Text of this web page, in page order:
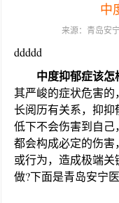
中
来源：青岛安
ddddd
中度抑郁症该怎
其严峻的症状危害
长阅历有关系，抑
低下不会伤害到自
都会构成必定的伤
或行为，造成极端
做?下面是青岛安宁